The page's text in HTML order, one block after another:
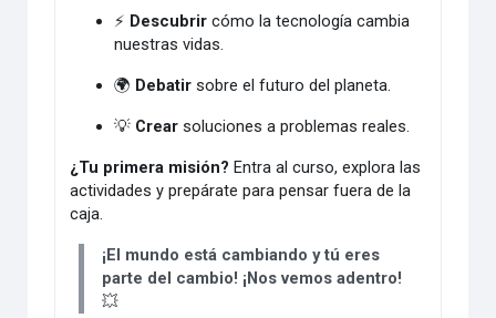
⚡ Descubrir cómo la tecnología cambia
nuestras vidas.
🌍 Debatir sobre el futuro del planeta.
💡 Crear soluciones a problemas reales.
¿Tu primera misión? Entra al curso, explora las
actividades y prepárate para pensar fuera de la
caja.
¡El mundo está cambiando y tú eres
parte del cambio! ¡Nos vemos adentro!
💥